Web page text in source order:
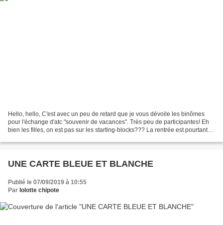
Hello, hello, C'est avec un peu de retard que je vous dévoile les binômes
pour l'échange d'atc "souvenir de vacances". Très peu de participantes! Eh
bien les filles, on est pas sur les starting-blocks??? La rentrée est pourtant
UNE CARTE BLEUE ET BLANCHE
Publié le 07/09/2019 à 10:55
Par lolotte chipote